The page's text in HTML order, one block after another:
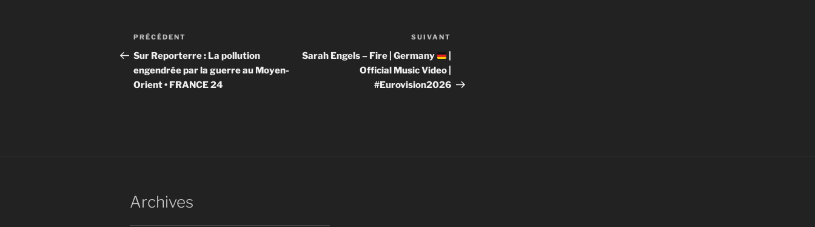
Navigation
de
l’article
Article
précédent
PRÉCÉDENT
Sur Reporterre : La pollution
engendrée par la guerre au Moyen-
Orient • FRANCE 24
SUIVANT
Sarah Engels – Fire | Germany
Official Music Video |
#Eurovision2026
Archives